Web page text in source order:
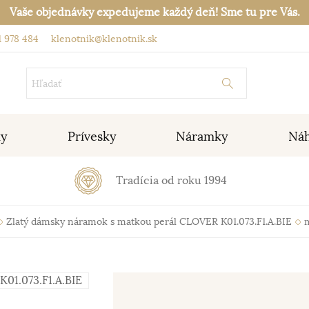
Vaše objednávky expedujeme každý deň! Sme tu pre Vás.
978 484 klenotnik@klenotnik.sk
Prívesky Náramky
Tradícia od roku 1994
Zlatý dámsky náramok s matkou perál CLOVER K01.073.F1.A.BIE